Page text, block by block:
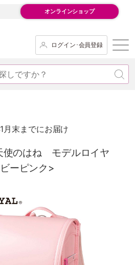
オンラインショップ
ログイン･会員登録
末までにお届け
使のはね モデルロイヤ
ーピンク>